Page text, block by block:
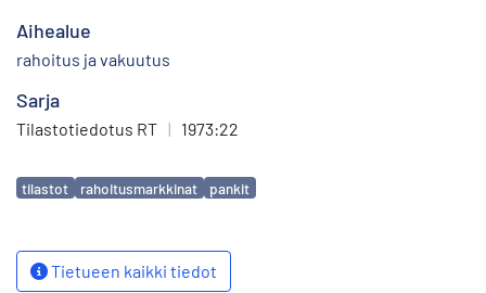
Aihealue
rahoitus ja vakuutus
Sarja
Tilastotiedotus RT | 1973:22
Avainsanat
tilastot rahoitusmarkkinat pankit
Tietueen kaikki tiedot